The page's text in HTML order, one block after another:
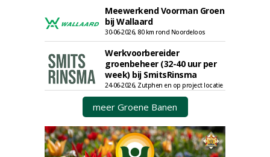
Meewerkend Voorman Groen
bij Wallaard
30-06-2026, 80 km rond Noordeloos
Werkvoorbereider
groenbeheer (32-40 uur per
week) bij SmitsRinsma
24-06-2026, Zutphen en op project locatie
meer Groene Banen